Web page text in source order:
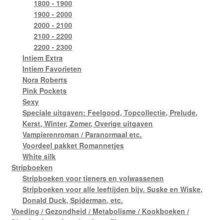
1800 - 1900
1900 - 2000
2000 - 2100
2100 - 2200
2200 - 2300
Intiem Extra
Intiem Favorieten
Nora Roberts
Pink Pockets
Sexy
Speciale uitgaven: Feelgood, Topcollectie, Prelude,
Kerst, Winter, Zomer, Overige uitgaven
Vampierenroman / Paranormaal etc.
Voordeel pakket Romannetjes
White silk
Stripboeken
Stripboeken voor tieners en volwassenen
Stripboeken voor alle leeftijden bijv. Suske en Wiske,
Donald Duck, Spiderman, etc.
Voeding / Gezondheid / Metabolisme / Kookboeken /